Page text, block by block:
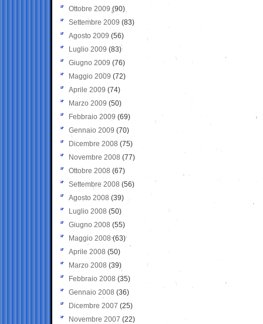
Ottobre 2009 (90)
Settembre 2009 (83)
Agosto 2009 (56)
Luglio 2009 (83)
Giugno 2009 (76)
Maggio 2009 (72)
Aprile 2009 (74)
Marzo 2009 (50)
Febbraio 2009 (69)
Gennaio 2009 (70)
Dicembre 2008 (75)
Novembre 2008 (77)
Ottobre 2008 (67)
Settembre 2008 (56)
Agosto 2008 (39)
Luglio 2008 (50)
Giugno 2008 (55)
Maggio 2008(63)
Aprile 2008 (50)
Marzo 2008 (39)
Febbraio 2008 (35)
Gennaio 2008 (36)
Dicembre 2007 (25)
Novembre 2007 (22)